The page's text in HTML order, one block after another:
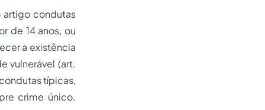
condutas
de 14 anos, ou
a existência
vulnerável (art.
típicas,
crime único.